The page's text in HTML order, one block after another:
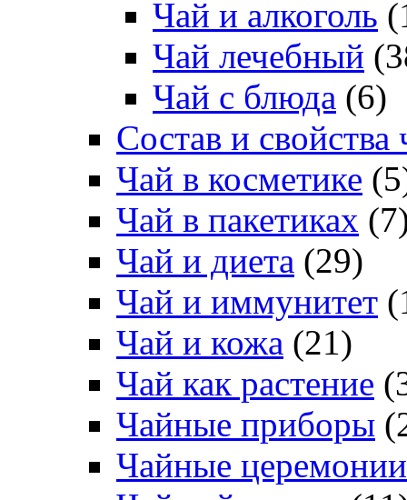
Чай и алкоголь
Чай лечебный
Чай с блюда (6)
Состав и свойства
Чай в косметике
Чай в пакетиках
Чай и диета (29)
Чай и иммунитет
Чай и кожа (21)
Чай как растение
Чайные приборы
Чайные церемонии